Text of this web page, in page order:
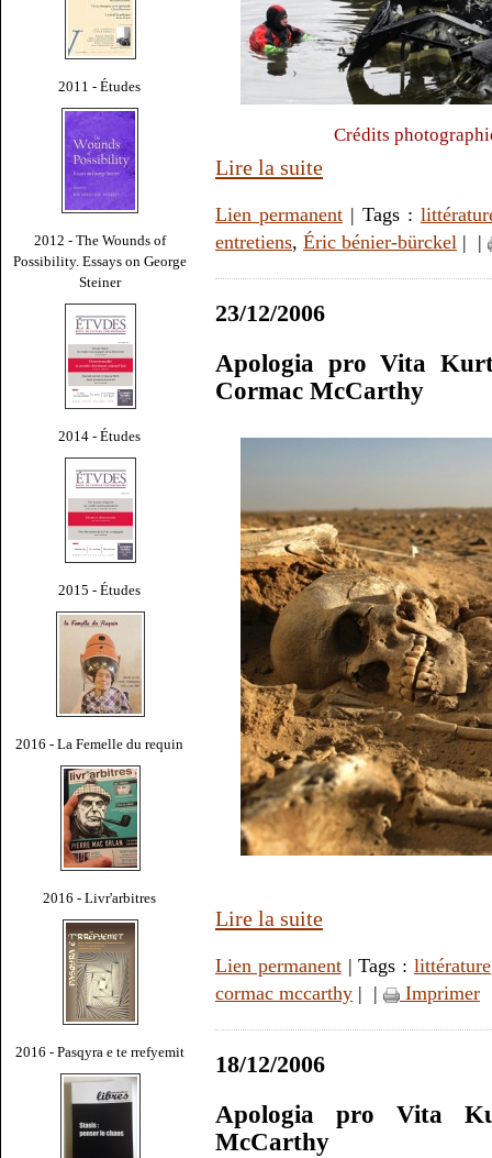
2011 - Études
2012 - The Wounds of
Possibility. Essays on George
Steiner
2014 - Études
2015 - Études
2016 - La Femelle du requin
2016 - Livr'arbitres
2016 - Pasqyra e te rrefyemit
Crédits
Lire la suite
Lien permanent | Tags :
entretiens, Éric bénier-bürckel | |
23/12/2006
Apologia pro Vita
Cormac McCarthy
Lire la suite
Lien permanent| Tags : littérature
cormac mccarthy | | Imprimer
18/12/2006
Apologia pro Vita
McCarthy